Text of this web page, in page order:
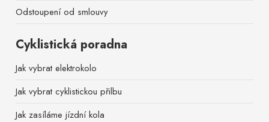
Odstoupení od smlouvy
Cyklistická poradna
Jak vybrat elektrokolo
Jak vybrat cyklistickou přilbu
Jak zasíláme jízdní kola